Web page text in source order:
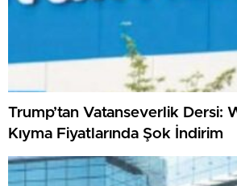
Trump’tan Vatanseverlik Dersi:
Kıyma Fiyatlarında Şok İndirim